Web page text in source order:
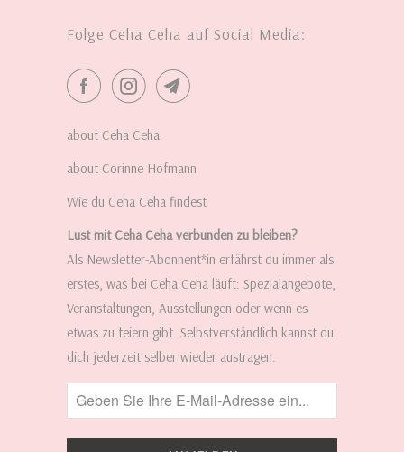
Folge Ceha Ceha auf Social Media:
about Ceha Ceha
about Corinne Hofmann
Wie du Ceha Ceha findest
Lust mit Ceha Ceha verbunden zu bleiben?
Als Newsletter-Abonnent*in erfährst du immer als
erstes, was bei Ceha Ceha läuft: Spezialangebote,
Veranstaltungen, Ausstellungen oder wenn es
etwas zu feiern gibt. Selbstverständlich kannst du
dich jederzeit selber wieder austragen.